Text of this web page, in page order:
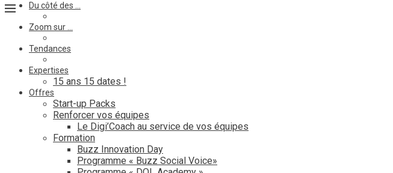
Du côté des …
Zoom sur …
Tendances
Expertises
15 ans 15 dates !
Offres
Start-up Packs
Renforcer vos équipes
Le Digi’Coach au service de vos équipes
Formation
Buzz Innovation Day
Programme « Buzz Social Voice»